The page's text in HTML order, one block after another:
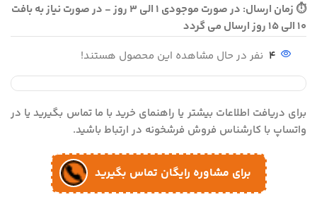
⏱ زمان ارسال: در صورت موجودی 1 الی 3 روز - در صورت نیاز به بافت
10 الی 15 روز ارسال می گردد
4 نفر در حال مشاهده این محصول هستند!
برای دریافت اطلاعات بیشتر یا راهنمای خرید با ما تماس بگیرید یا در
واتساپ با کارشناس فروش فرشخونه در ارتباط باشید.
برای مشاوره رایگان تماس بگیرید